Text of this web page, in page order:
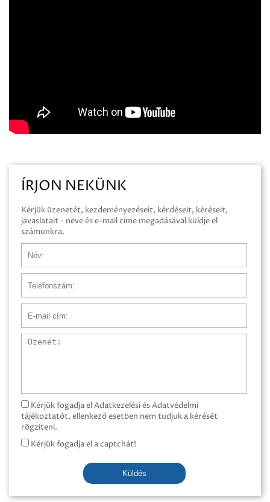
ÍRJON NEKÜNK
Kérjük üzenetét, kezdeményezéseit, kérdéseit, kéréseit,
javaslatait - neve és e-mail címe megadásával küldje el
számunkra.
Üzenet
Kérjük fogadja el Adatkezelési és Adatvédelmi
tájékoztatót, ellenkező esetben nem tudjuk a kérését
rögzíteni.
Kérjük fogadja el a captchát!
Küldés